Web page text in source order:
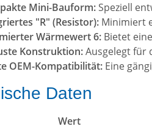
Mini-Bauform: Speziell
"R" (Resistor): Minimiert
Wärmewert 6: Bietet
Konstruktion:Ausgelegt für
OEM-Kompatibilität: Eine
Daten
Wert